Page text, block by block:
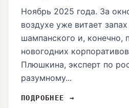
Ноябрь 2025 года. За
воздухе уже витает
шампанского и, конечно,
новогодних
Плюшкина, эксперт по
разумному...
ПОДРОБНЕЕ →